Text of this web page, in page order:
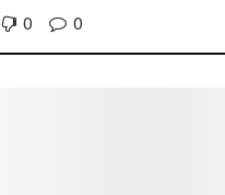
0 0